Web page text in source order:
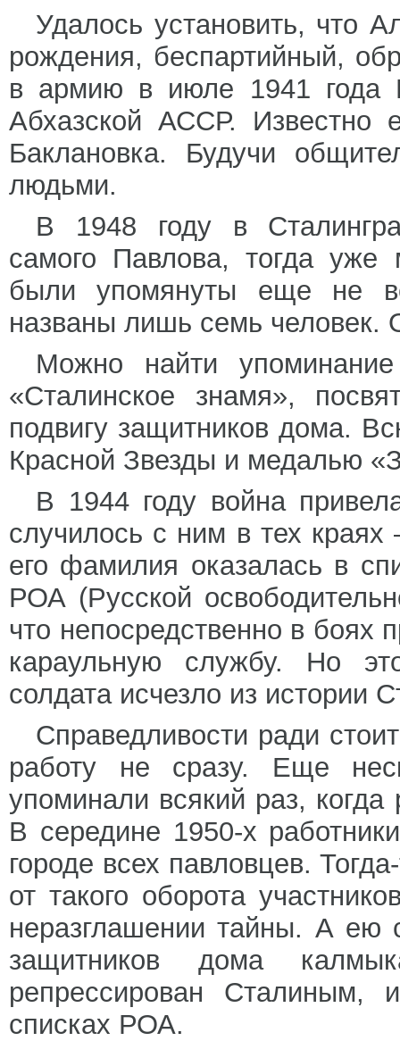
Удалось установить, что
рождения, беспартийный,
в армию в июле 1941 года
Абхазской АССР.
Баклановка. Будучи
людьми.
В 1948 году в
самого Павлова, тогда
были упомянуты еще не
названы лишь семь человек.
Можно найти
«Сталинское знамя»,
подвигу защитников дома.
Красной Звезды и медалью
В 1944 году война
случилось с ним в тех краях
его фамилия оказалась в
РОА (Русской
что непосредственно в боях
караульную службу. Но
солдата исчезло из истории
Справедливости ради
работу не сразу. Еще
упоминали всякий раз,
В середине 1950-х
городе всех павловцев.
от такого оборота
неразглашении тайны. А ею
защитников дома
репрессирован Сталиным,
списках РОА.